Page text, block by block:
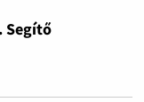
Segítő